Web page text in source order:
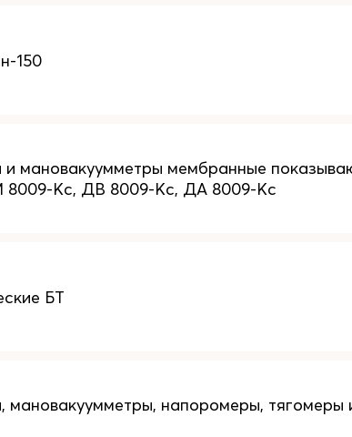
150
мановакуумметры мембранные
8009-Кс, ДВ 8009-Кс, ДА 8009-Кс
БТ
мановакуумметры, напоромеры, тягомеры